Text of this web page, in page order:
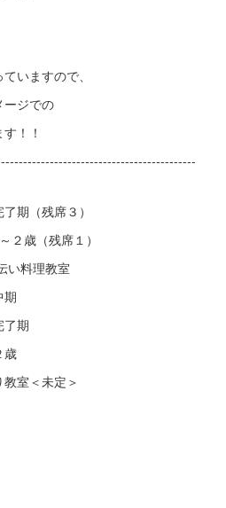
いますので、
ージでの
！！
期（残席３）
歳（残席１）
い料理教室
期
期
歳
室＜未定＞